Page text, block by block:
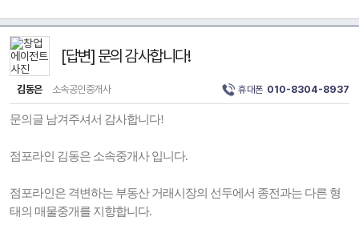
[답변] 문의 감사합니다!
김동은 소속공인중개사 휴대폰 010-8304-8937
문의글 남겨주셔서 감사합니다!
점포라인 김동은 소속중개사 입니다.
점포라인은 격변하는 부동산 거래시장의 선두에서 종전과는 다른 형
태의 매물중개를 지향합니다.